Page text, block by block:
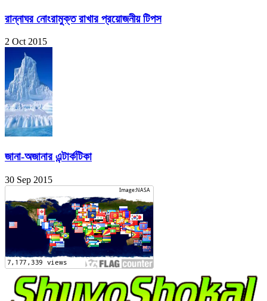
রান্নাঘর নোংরামুক্ত রাখার প্রয়োজনীয় টিপস
2 Oct 2015
জানা-অজানার এন্টার্কটিকা
30 Sep 2015